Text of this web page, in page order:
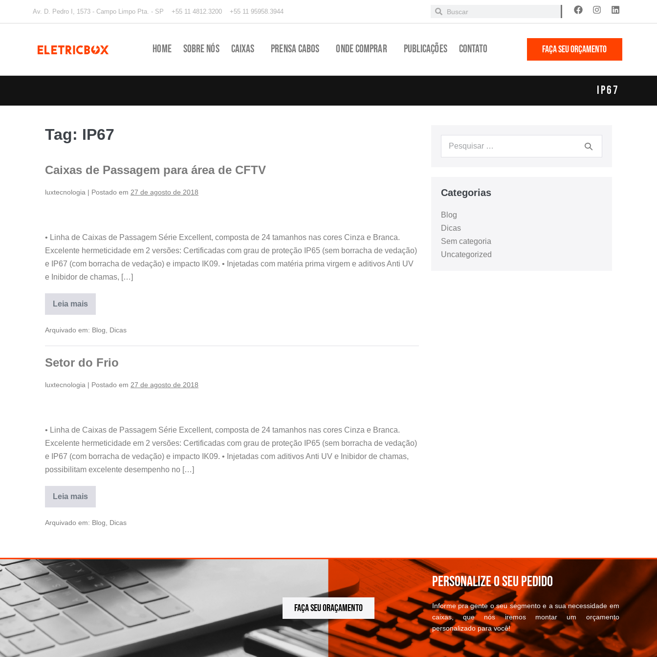
Av. D. Pedro I, 1573 - Campo Limpo Pta. - SP +55 11 4812.3200 +55 11 95958.3944
Home Sobre Nós Caixas Prensa Cabos Onde Comprar Publicações Contato FAÇA SEU ORÇAMENTO
IP67
Tag: IP67
Caixas de Passagem para área de CFTV
luxtecnologia | Postado em 27 de agosto de 2018
• Linha de Caixas de Passagem Série Excellent, composta de 24 tamanhos nas cores Cinza e Branca.
Excelente hermeticidade em 2 versões: Certificadas com grau de proteção IP65 (sem borracha de vedação)
e IP67 (com borracha de vedação) e impacto IK09. • Injetadas com matéria prima virgem e aditivos Anti UV
e Inibidor de chamas, […]
Leia mais
Arquivado em: Blog Dicas
Setor do Frio
luxtecnologia | Postado em 27 de agosto de 2018
• Linha de Caixas de Passagem Série Excellent, composta de 24 tamanhos nas cores Cinza e Branca.
Excelente hermeticidade em 2 versões: Certificadas com grau de proteção IP65 (sem borracha de vedação)
e IP67 (com borracha de vedação) e impacto IK09. • Injetadas com aditivos Anti UV e Inibidor de chamas,
possibilitam excelente desempenho no […]
Leia mais
Arquivado em: Blog Dicas
Categorias
Blog
Dicas
Sem categoria
Uncategorized
FAÇA SEU ORAÇAMENTO
Personalize o seu pedido
Informe pra gente o seu segmento e a sua necessidade em
caixas, que nós iremos montar um orçamento
personalizado para você!